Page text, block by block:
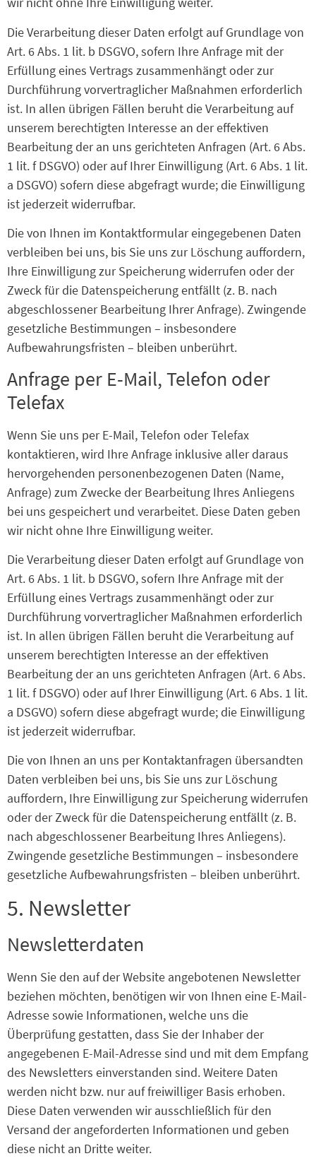
Die Verarbeitung dieser Daten erfolgt auf Grundlage von
Art. 6 Abs. 1 lit. b DSGVO, sofern Ihre Anfrage mit der
Erfüllung eines Vertrags zusammenhängt oder zur
Durchführung vorvertraglicher Maßnahmen erforderlich
ist. In allen übrigen Fällen beruht die Verarbeitung auf
unserem berechtigten Interesse an der effektiven
Bearbeitung der an uns gerichteten Anfragen (Art. 6 Abs.
1 lit. f DSGVO) oder auf Ihrer Einwilligung (Art. 6 Abs. 1 lit.
a DSGVO) sofern diese abgefragt wurde; die Einwilligung
ist jederzeit widerrufbar.
Die von Ihnen im Kontaktformular eingegebenen Daten
verbleiben bei uns, bis Sie uns zur Löschung auffordern,
Ihre Einwilligung zur Speicherung widerrufen oder der
Zweck für die Datenspeicherung entfällt (z. B. nach
abgeschlossener Bearbeitung Ihrer Anfrage). Zwingende
gesetzliche Bestimmungen – insbesondere
Aufbewahrungsfristen – bleiben unberührt.
Anfrage per E-Mail, Telefon oder
Telefax
Wenn Sie uns per E-Mail, Telefon oder Telefax
kontaktieren, wird Ihre Anfrage inklusive aller daraus
hervorgehenden personenbezogenen Daten (Name,
Anfrage) zum Zwecke der Bearbeitung Ihres Anliegens
bei uns gespeichert und verarbeitet. Diese Daten geben
wir nicht ohne Ihre Einwilligung weiter.
Die Verarbeitung dieser Daten erfolgt auf Grundlage von
Art. 6 Abs. 1 lit. b DSGVO, sofern Ihre Anfrage mit der
Erfüllung eines Vertrags zusammenhängt oder zur
Durchführung vorvertraglicher Maßnahmen erforderlich
ist. In allen übrigen Fällen beruht die Verarbeitung auf
unserem berechtigten Interesse an der effektiven
Bearbeitung der an uns gerichteten Anfragen (Art. 6 Abs.
1 lit. f DSGVO) oder auf Ihrer Einwilligung (Art. 6 Abs. 1 lit.
a DSGVO) sofern diese abgefragt wurde; die Einwilligung
ist jederzeit widerrufbar.
Die von Ihnen an uns per Kontaktanfragen übersandten
Daten verbleiben bei uns, bis Sie uns zur Löschung
auffordern, Ihre Einwilligung zur Speicherung widerrufen
oder der Zweck für die Datenspeicherung entfällt (z. B.
nach abgeschlossener Bearbeitung Ihres Anliegens).
Zwingende gesetzliche Bestimmungen – insbesondere
gesetzliche Aufbewahrungsfristen – bleiben unberührt.
5. Newsletter
Newsletter­daten
Wenn Sie den auf der Website angebotenen Newsletter
beziehen möchten, benötigen wir von Ihnen eine E-Mail-
Adresse sowie Informationen, welche uns die
Überprüfung gestatten, dass Sie der Inhaber der
angegebenen E-Mail-Adresse sind und mit dem Empfang
des Newsletters einverstanden sind. Weitere Daten
werden nicht bzw. nur auf freiwilliger Basis erhoben.
Diese Daten verwenden wir ausschließlich für den
Versand der angeforderten Informationen und geben
diese nicht an Dritte weiter.